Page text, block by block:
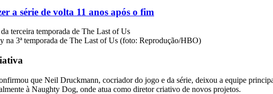
a série de volta 11 anos após o fim
3ª temporada de The Last of Us (foto: Reprodução/HBO)
que Neil Druckmann, cocriador do jogo e da série, deixou a equipe
à Naughty Dog, onde atua como diretor criativo de novos projetos.